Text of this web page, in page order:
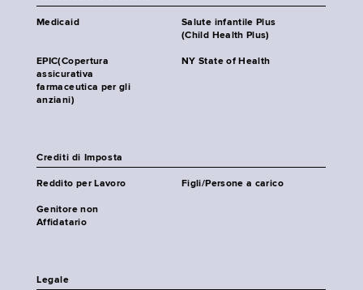
Medicaid
Salute infantile Plus
(Child Health Plus)
EPIC(Copertura
assicurativa
farmaceutica per gli
anziani)
NY State of Health
Crediti di Imposta
Reddito per Lavoro Figli/Persone a carico
Genitore non
Affidatario
Legale